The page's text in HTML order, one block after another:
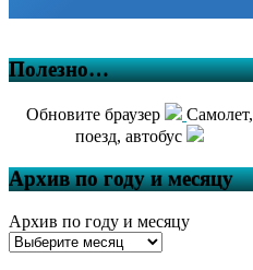
Полезно…
Обновите браузер
Самолет,
поезд, автобус
Архив по году и месяцу
Архив по году и месяцу